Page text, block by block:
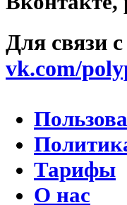
Для связи
vk.com/
Тарифы
О нас